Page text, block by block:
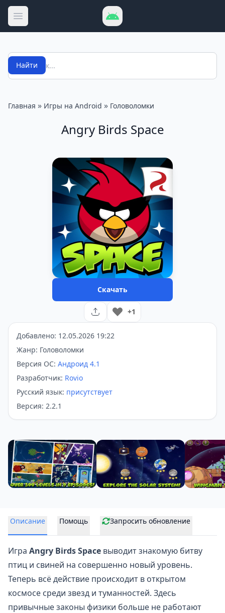
Открыть меню
Поиск
Найти
Главная » Игры на Android » Головоломки
Angry Birds Space
Скачать
+1
Добавлено: 12.05.2026 19:22
Жанр: Головоломки
Версия ОС: Андроид 4.1
Разработчик: Rovio
Русский язык: присутствует
Версия: 2.2.1
Описание Помощь Запросить обновление
Игра Angry Birds Space выводит знакомую битву
птиц и свиней на совершенно новый уровень.
Теперь всё действие происходит в открытом
космосе среди звезд и туманностей. Здесь
привычные законы физики больше не работают